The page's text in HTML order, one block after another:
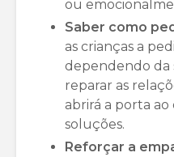
ou
Saber como
as crianças a
dependendo da
reparar as
abrirá a porta ao
soluções.
Reforçar a